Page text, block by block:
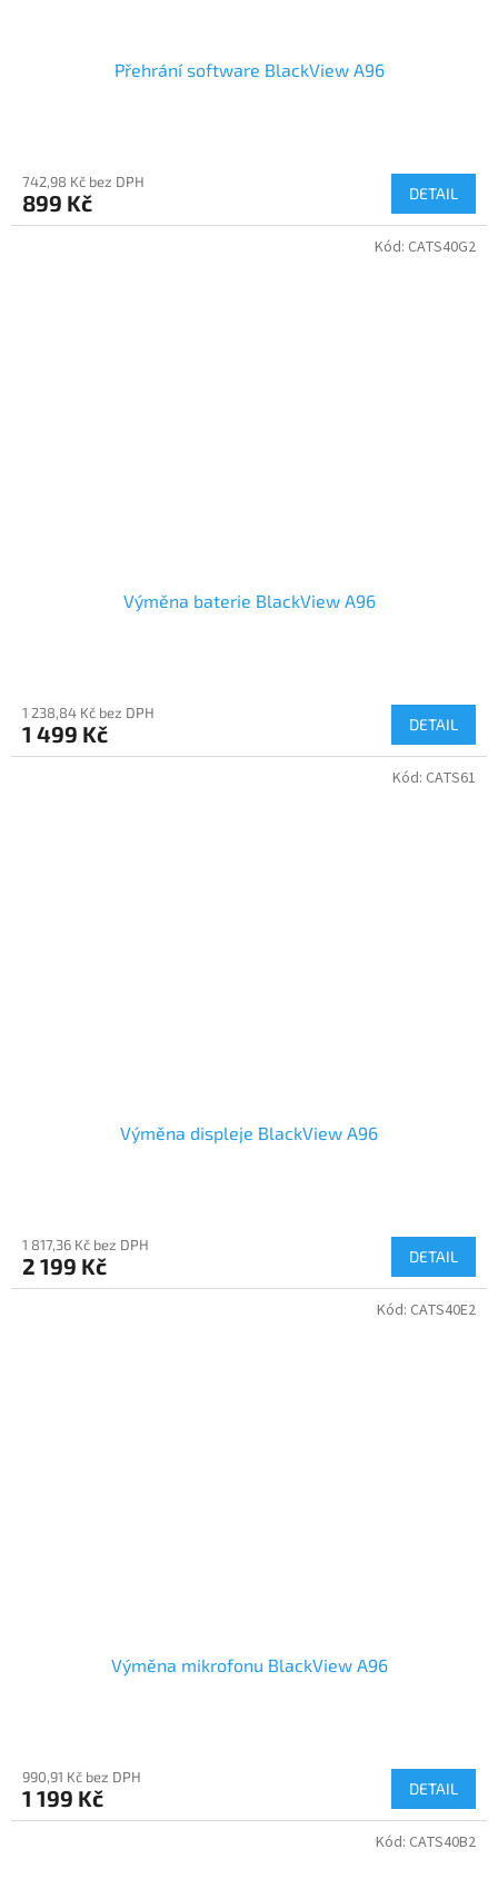
Přehrání software BlackView A96
742,98 Kč bez DPH
899 Kč DETAIL
Výměna baterie BlackView A96
1 238,84 Kč bez DPH
1 499 Kč DETAIL
Kód: CATS40G2
Výměna displeje BlackView A96
1 817,36 Kč bez DPH
2 199 Kč DETAIL
Kód: CATS61
Výměna mikrofonu BlackView A96
990,91 Kč bez DPH
1 199 Kč DETAIL
Kód: CATS40E2
Kód: CATS40B2